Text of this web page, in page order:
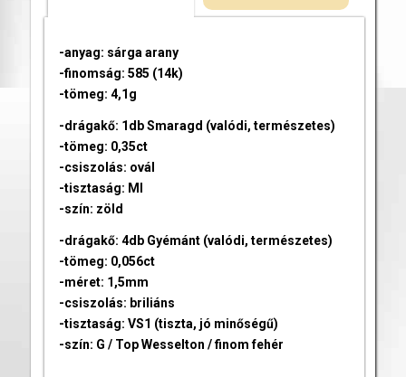
-anyag: sárga arany
-finomság: 585 (14k)
-tömeg: 4,1g
-drágakő: 1db Smaragd (valódi, természetes)
-tömeg: 0,35ct
-csiszolás: ovál
-tisztaság: MI
-szín: zöld
-drágakő: 4db Gyémánt (valódi, természetes)
-tömeg: 0,056ct
-méret: 1,5mm
-csiszolás: briliáns
-tisztaság: VS1 (tiszta, jó minőségű)
-szín: G / Top Wesselton / finom fehér